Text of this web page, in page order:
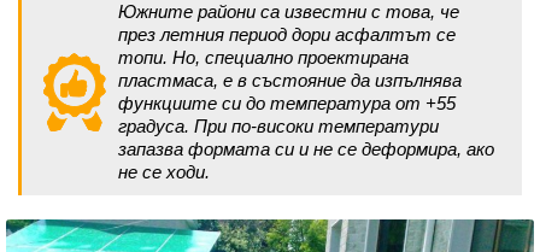
Южните райони са известни с това, че
през летния период дори асфалтът се
топи. Но, специално проектирана
пластмаса, е в състояние да изпълнява
функциите си до температура от +55
градуса. При по-високи температури
запазва формата си и не се деформира, ако
не се ходи.